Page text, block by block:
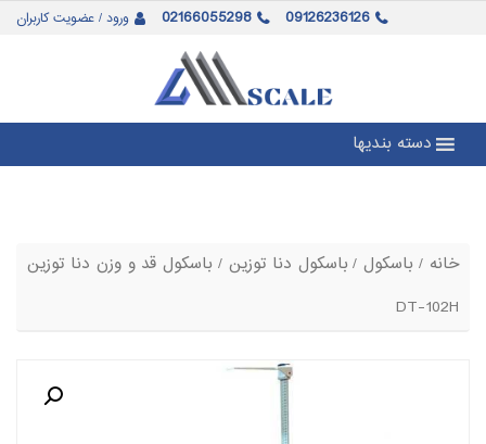
ورود / عضویت کاربران 02166055298 09126236126
دسته بندیها
خانه / باسکول/باسکول دنا توزین / باسکول قد و وزن دنا توزین
DT-102H